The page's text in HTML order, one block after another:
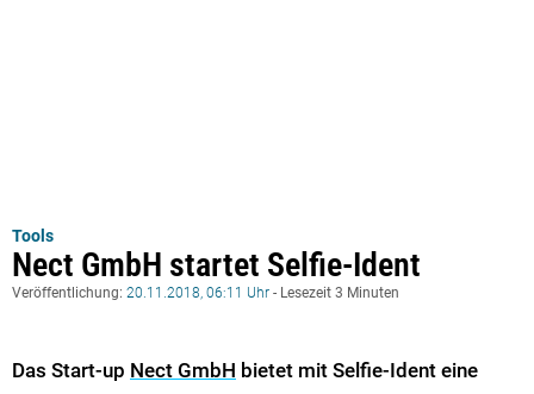
Tools
Nect GmbH startet Selfie-Ident
Veröffentlichung: 20.11.2018, 06:11 Uhr - Lesezeit 3 Minuten
Das Start-up Nect GmbH bietet mit Selfie-Ident eine